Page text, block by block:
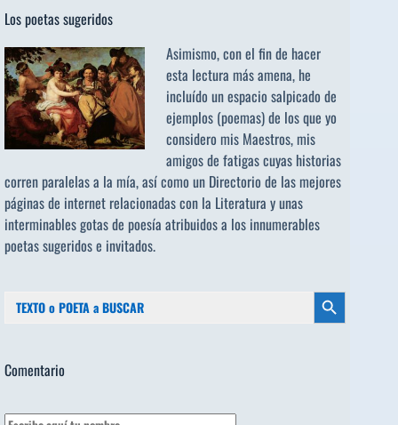
Los poetas sugeridos
Asimismo, con el fin de hacer
esta lectura más amena, he
incluído un espacio salpicado de
ejemplos (poemas) de los que yo
considero mis Maestros, mis
amigos de fatigas cuyas historias
corren paralelas a la mía, así como un Directorio de las mejores
páginas de internet relacionadas con la Literatura y unas
interminables gotas de poesía atribuidos a los innumerables
poetas sugeridose invitados.
Botón de búsqueda
Comentario